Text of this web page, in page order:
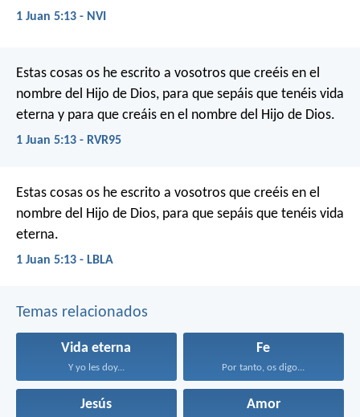
1 Juan 5:13 - NVI
Estas cosas os he escrito a vosotros que creéis en el
nombre del Hijo de Dios, para que sepáis que tenéis vida
eterna y para que creáis en el nombre del Hijo de Dios.
1 Juan 5:13 - RVR95
Estas cosas os he escrito a vosotros que creéis en el
nombre del Hijo de Dios, para que sepáis que tenéis vida
eterna.
1 Juan 5:13 - LBLA
Temas relacionados
Vida eterna
Y yo les doy...
Fe
Por tanto, os digo...
Jesús Amor